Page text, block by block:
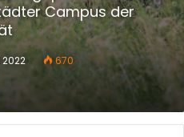
Campus der
2022
670